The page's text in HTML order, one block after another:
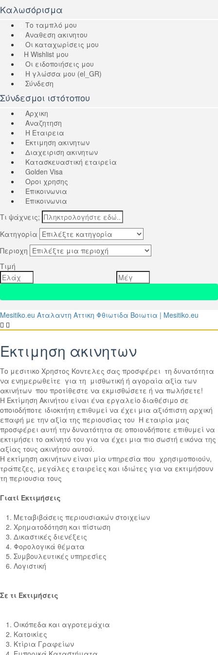
Καλωσόρισμα
Το ταμπλό μου
Αναθεση ακινητου
Οι καταχωρίσεις μου
Η Wishlist μου
Οι ειδοποιήσεις μου
Η γλώσσα μου (el_GR)
Σύνδεση
Σύνδεσμοι ιστότοπου
Αρχικη
Αναζητηση
Η Εταιρεια
Εκτιμηση ακινητων
Διαχειριση ακινητων
Κατασκευαστική εταιρεία
Golden Visa
Οροι χρησης
Επικοινωνια
Επικοινωνια
Τι ψάχνεις;
Κατηγορία
Περιοχη
Τιμή
Mesitiko.eu Αταλαντη Αττικη Φθιωτιδα Βοιωτια | Mesitiko.eu
Εκτιμηση ακινητων
Το μεσιτικο Χρηστος Κοντελες σας προσφέρει τη δυνατότητα
να ενημερωθείτε για τη μισθωτική ή αγοραία αξία των
ακινήτων που προτίθεστε να εκμισθώσετε ή να πωλήσετε!
Η Εκτίμηση Ακινήτου είναι ένα εργαλείο διαθέσιμο σε
οποιοδήποτε ιδιοκτήτη επιθυμεί να έχει μια αξιόπιστη αρχική
επαφή με την αξία της περιουσίας του Η εταιρία μας
προσφέρει αυτή την δυνατότητα σε οποιονδήποτε επιθυμεί να
εκτιμήσει το ακίνητό του για να έχει μια πιο σωστή εικόνα της
αξίας τους ακινήτου αυτού.
Η εκτίμηση ακινήτων είναι μία υπηρεσία που χρησιμοποιούν,
τράπεζες, μεγάλες εταιρείες και ιδιώτες για να εκτιμήσουν
τη περιουσια τους
Γιατί Εκτιμήσεις
1. Μεταβιβάσεις περιουσιακών στοιχείων
2. Χρηματοδότηση και πίστωση
3. Δικαστικές διενέξεις
4. Φορολογικά θέματα
5. Συμβουλευτικές υπηρεσίες
6. Λογιστική
Σε τι Εκτιμήσεις
1. Οικόπεδα και αγροτεμάχια
2. Κατοικίες
3. Κτίρια Γραφείων